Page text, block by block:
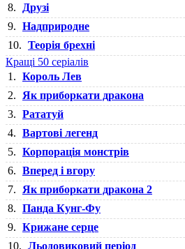
8.
Друзі
9. Надприродне
10. Теорія брехні
Кращі 50 серіалів
1. Король Лев
2.
Як приборкати дракона
3. Рататуй
4. Вартові легенд
5. Корпорація монстрів
6. Вперед і вгору
7.
Як приборкати дракона 2
8. Панда Кунг-Фу
9. Крижане серце
10. Льодовиковий період